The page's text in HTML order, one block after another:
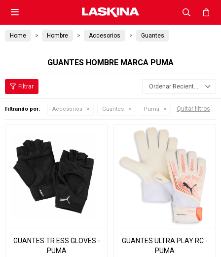

Home Hombre Accesorios Guantes
GUANTES HOMBRE MARCA PUMA
Recientes
Filtrando por: Accesorios Guantes Puma Quitar filtros
GUANTES TR ESS GLOVES -
PUMA
GUANTES ULTRA PLAY RC -
PUMA